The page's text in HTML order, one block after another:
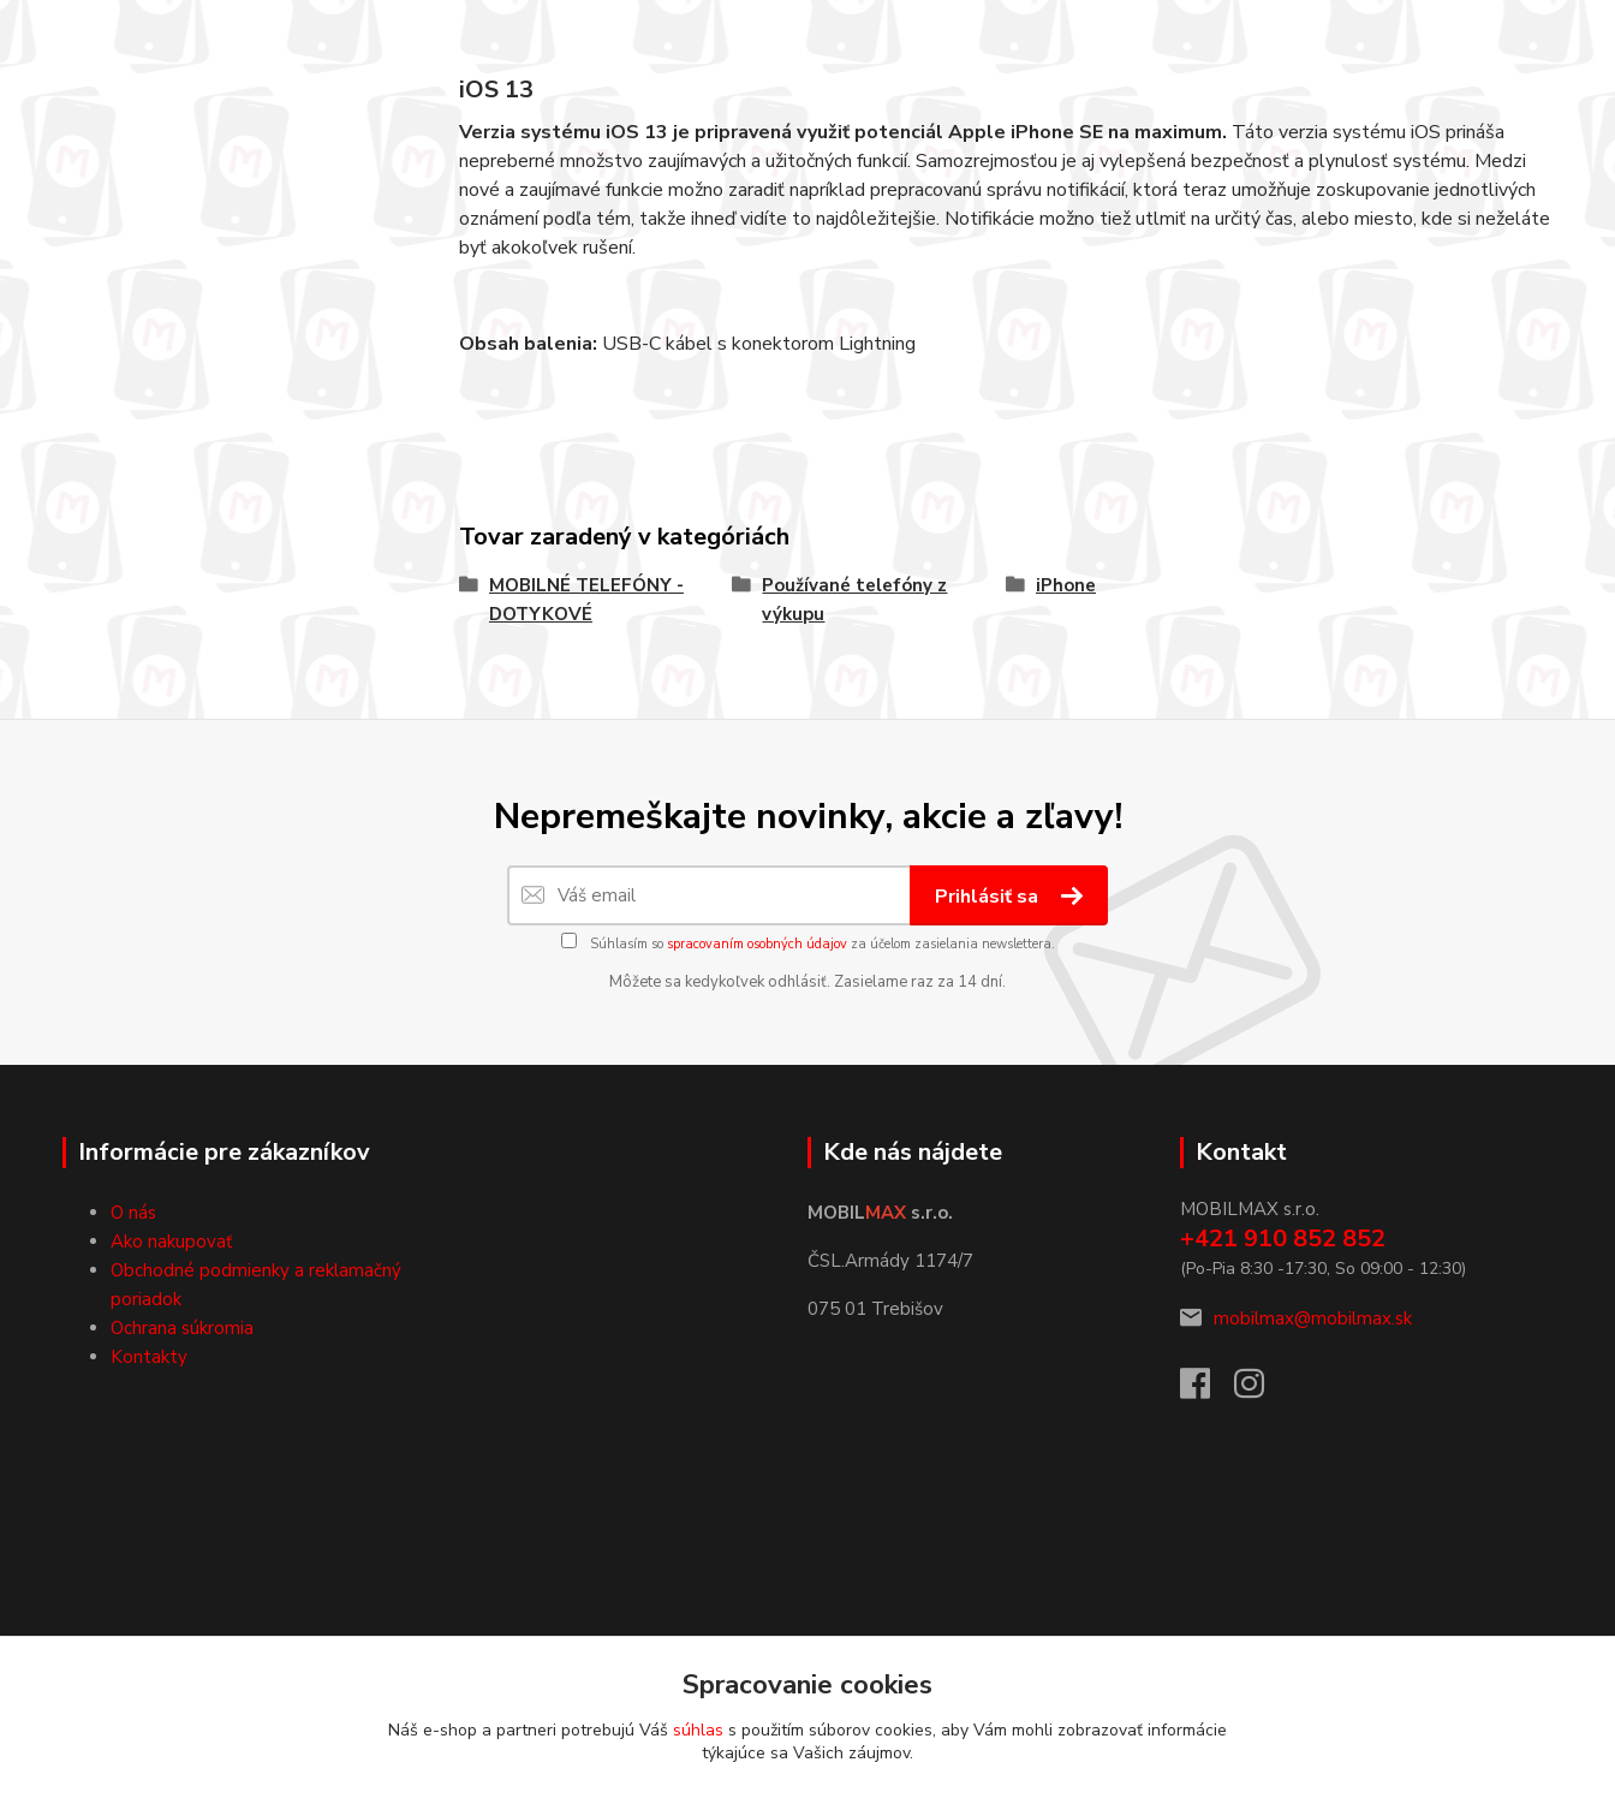
iOS 13
Verzia systému iOS 13 je pripravená využiť potenciál Apple iPhone SE na maximum. Táto verzia systému iOS prináša
nepreberné množstvo zaujímavých a užitočných funkcií. Samozrejmosťou je aj vylepšená bezpečnosť a plynulosť systému. Medzi
nové a zaujímavé funkcie možno zaradiť napríklad prepracovanú správu notifikácií, ktorá teraz umožňuje zoskupovanie jednotlivých
oznámení podľa tém, takže ihneď vidíte to najdôležitejšie. Notifikácie možno tiež utlmiť na určitý čas, alebo miesto, kde si neželáte
byť akokoľvek rušení.
Obsah balenia: USB-C kábel s konektorom Lightning
Tovar zaradený v kategóriách
MOBILNÉ TELEFÓNY -
DOTYKOVÉ
Používané telefóny z
výkupu
iPhone
Nepremeškajte novinky, akcie a zľavy!
Prihlásiť sa
Súhlasím so spracovaním osobných údajovza účelom zasielania newslettera.
Môžete sa kedykoľvek odhlásiť. Zasielame raz za 14 dní.
Informácie pre zákazníkov
O nás
Ako nakupovať
Obchodné podmienky a reklamačný
poriadok
Ochrana súkromia
Kontakty
Kde nás nájdete
MOBILMAX s.r.o.
ČSL.Armády 1174/7
075 01 Trebišov
Kontakt
MOBILMAX s.r.o.
+421 910 852 852
(Po-Pia 8:30 -17:30, So 09:00 - 12:30)
mobilmax@mobilmax.sk
Spracovanie cookies
Náš e-shop a partneri potrebujú Váš súhlas s použitím súborov cookies, aby Vám mohli zobrazovať informácie
týkajúce sa Vašich záujmov.